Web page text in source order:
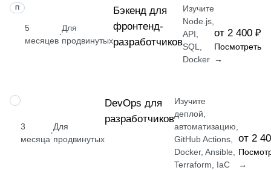
ПРОФЕССИЯ
5
месяцев
·
Для
продвинутых
Бэкенд для
фронтенд-
разработчиков
Изучите
Node.js,
API,
SQL,
Docker
от 2 400 ₽
Посмотреть
→
ПРОФЕССИЯ
3
месяца
·
Для
продвинутых
DevOps для
разработчиков
Изучите
деплой,
автоматизацию,
GitHub Actions,
Docker, Ansible,
Terraform, IaC
от 2
→